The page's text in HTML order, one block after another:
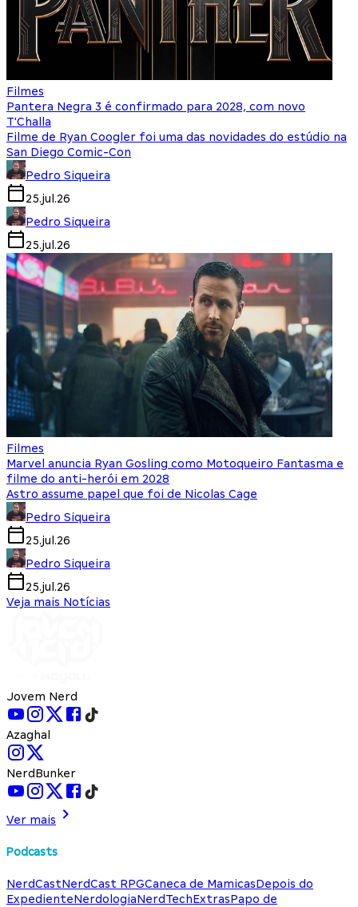
Filmes
Pantera Negra 3 é confirmado para 2028, com novo
T'Challa
Filme de Ryan Coogler foi uma das novidades do estúdio na
San Diego Comic-Con
Pedro Siqueira
25.jul.26
Pedro Siqueira
25.jul.26
Filmes
Marvel anuncia Ryan Gosling como Motoqueiro Fantasma e
filme do anti-herói em 2028
Astro assume papel que foi de Nicolas Cage
Pedro Siqueira
25.jul.26
Pedro Siqueira
25.jul.26
Veja mais Notícias
Jovem Nerd
Azaghal
NerdBunker
Ver mais
Podcasts
NerdCastNerdCast RPGCaneca de MamicasDepois do
ExpedienteNerdologiaNerdTechExtrasPapo de